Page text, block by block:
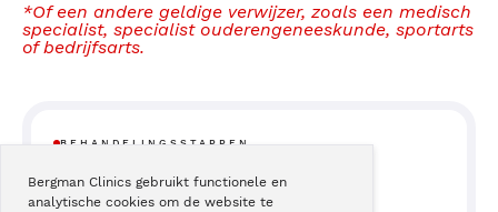
Bergman Clinics gebruikt functionele en
analytische cookies om de website te
*Of een andere geldige verwijzer, zoals een medisch
specialist, specialist ouderengeneeskunde, sportarts
of bedrijfsarts.
BEHANDELINGSSTAPPEN